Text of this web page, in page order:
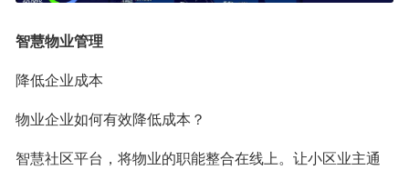
智慧物业管理
降低企业成本
物业企业如何有效降低成本？
智慧社区平台，将物业的职能整合在线上。让小区业主通